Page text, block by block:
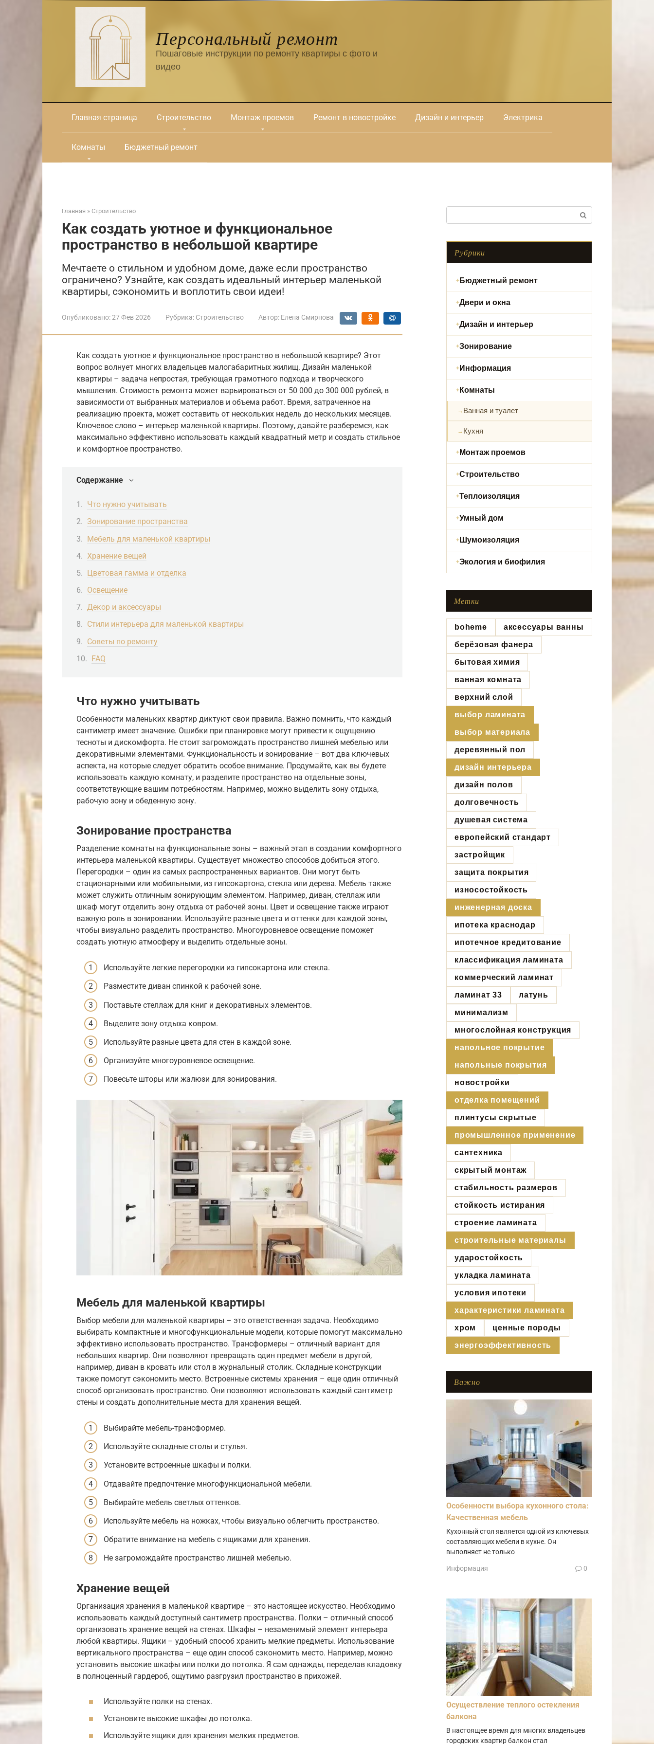
Персональный ремонт
Пошаговые инструкции по ремонту квартиры с фото и
видео
Главная страница Строительство Монтаж проемов Ремонт в новостройке Дизайн и интерьер Электрика
Комнаты Бюджетный ремонт
Главная » Строительство
Как создать уютное и функциональное
пространство в небольшой квартире
Мечтаете о стильном и удобном доме, даже если пространство
ограничено? Узнайте, как создать идеальный интерьер маленькой
квартиры, сэкономить и воплотить свои идеи!
Опубликовано:27 Фев 2026 Рубрика: Строительство Автор: Елена Смирнова
Как создать уютное и функциональное пространство в небольшой квартире? Этот
вопрос волнует многих владельцев малогабаритных жилищ. Дизайн маленькой
квартиры – задача непростая, требующая грамотного подхода и творческого
мышления. Стоимость ремонта может варьироваться от 50 000 до 300 000 рублей, в
зависимости от выбранных материалов и объема работ. Время, затраченное на
реализацию проекта, может составить от нескольких недель до нескольких месяцев.
Ключевое слово – интерьер маленькой квартиры. Поэтому, давайте разберемся, как
максимально эффективно использовать каждый квадратный метр и создать стильное
и комфортное пространство.
Содержание
Что нужно учитывать
Зонирование пространства
Мебель для маленькой квартиры
Хранение вещей
Цветовая гамма и отделка
Освещение
Декор и аксессуары
Стили интерьера для маленькой квартиры
Советы по ремонту
FAQ
Что нужно учитывать
Особенности маленьких квартир диктуют свои правила. Важно помнить, что каждый
сантиметр имеет значение. Ошибки при планировке могут привести к ощущению
тесноты и дискомфорта. Не стоит загромождать пространство лишней мебелью или
декоративными элементами. Функциональность и зонирование – вот два ключевых
аспекта, на которые следует обратить особое внимание. Продумайте, как вы будете
использовать каждую комнату, и разделите пространство на отдельные зоны,
соответствующие вашим потребностям. Например, можно выделить зону отдыха,
рабочую зону и обеденную зону.
Зонирование пространства
Разделение комнаты на функциональные зоны – важный этап в создании комфортного
интерьера маленькой квартиры. Существует множество способов добиться этого.
Перегородки – один из самых распространенных вариантов. Они могут быть
стационарными или мобильными, из гипсокартона, стекла или дерева. Мебель также
может служить отличным зонирующим элементом. Например, диван, стеллаж или
шкаф могут отделить зону отдыха от рабочей зоны. Цвет и освещение также играют
важную роль в зонировании. Используйте разные цвета и оттенки для каждой зоны,
чтобы визуально разделить пространство. Многоуровневое освещение поможет
создать уютную атмосферу и выделить отдельные зоны.
Используйте легкие перегородки из гипсокартона или стекла.
Разместите диван спинкой к рабочей зоне.
Поставьте стеллаж для книг и декоративных элементов.
Выделите зону отдыха ковром.
Используйте разные цвета для стен в каждой зоне.
Организуйте многоуровневое освещение.
Повесьте шторы или жалюзи для зонирования.
Мебель для маленькой квартиры
Выбор мебели для маленькой квартиры – это ответственная задача. Необходимо
выбирать компактные и многофункциональные модели, которые помогут максимально
эффективно использовать пространство. Трансформеры – отличный вариант для
небольших квартир. Они позволяют превращать один предмет мебели в другой,
например, диван в кровать или стол в журнальный столик. Складные конструкции
также помогут сэкономить место. Встроенные системы хранения – еще один отличный
способ организовать пространство. Они позволяют использовать каждый сантиметр
стены и создать дополнительные места для хранения вещей.
Выбирайте мебель-трансформер.
Используйте складные столы и стулья.
Установите встроенные шкафы и полки.
Отдавайте предпочтение многофункциональной мебели.
Выбирайте мебель светлых оттенков.
Используйте мебель на ножках, чтобы визуально облегчить пространство.
Обратите внимание на мебель с ящиками для хранения.
Не загромождайте пространство лишней мебелью.
Хранение вещей
Организация хранения в маленькой квартире – это настоящее искусство. Необходимо
использовать каждый доступный сантиметр пространства. Полки – отличный способ
организовать хранение вещей на стенах. Шкафы – незаменимый элемент интерьера
любой квартиры. Ящики – удобный способ хранить мелкие предметы. Использование
вертикального пространства – еще один способ сэкономить место. Например, можно
установить высокие шкафы или полки до потолка. Я сам однажды, переделав кладовку
в полноценный гардероб, ощутимо разгрузил пространство в прихожей.
Используйте полки на стенах.
Установите высокие шкафы до потолка.
Используйте ящики для хранения мелких предметов.
Рубрики
Бюджетный ремонт
Двери и окна
Дизайн и интерьер
Зонирование
Информация
Комнаты
Ванная и туалет
Кухня
Монтаж проемов
Строительство
Теплоизоляция
Умный дом
Шумоизоляция
Экология и биофилия
Метки
boheme аксессуары ванны
берёзовая фанера
бытовая химия
ванная комната
верхний слой
выбор ламината
выбор материала
деревянный пол
дизайн интерьера
дизайн полов
долговечность
душевая система
европейский стандарт
застройщик
защита покрытия
износостойкость
инженерная доска
ипотека краснодар
ипотечное кредитование
классификация ламината
коммерческий ламинат
ламинат 33 латунь
минимализм
многослойная конструкция
напольное покрытие
напольные покрытия
новостройки
отделка помещений
плинтусы скрытые
промышленное применение
сантехника
скрытый монтаж
стабильность размеров
стойкость истирания
строение ламината
строительные материалы
ударостойкость
укладка ламината
условия ипотеки
характеристики ламината
хром ценные породы
энергоэффективность
Важно
Особенности выбора кухонного стола:
Качественная мебель
Кухонный стол является одной из ключевых
составляющих мебели в кухне. Он
выполняет не только
Информация 0
Осуществление теплого остекления
балкона
В настоящее время для многих владельцев
городских квартир балкон стал